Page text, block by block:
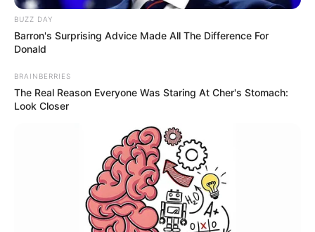
BUZZ DAY
Barron's Surprising Advice Made All The Difference For
Donald
BRAINBERRIES
The Real Reason Everyone Was Staring At Cher's Stomach:
Look Closer